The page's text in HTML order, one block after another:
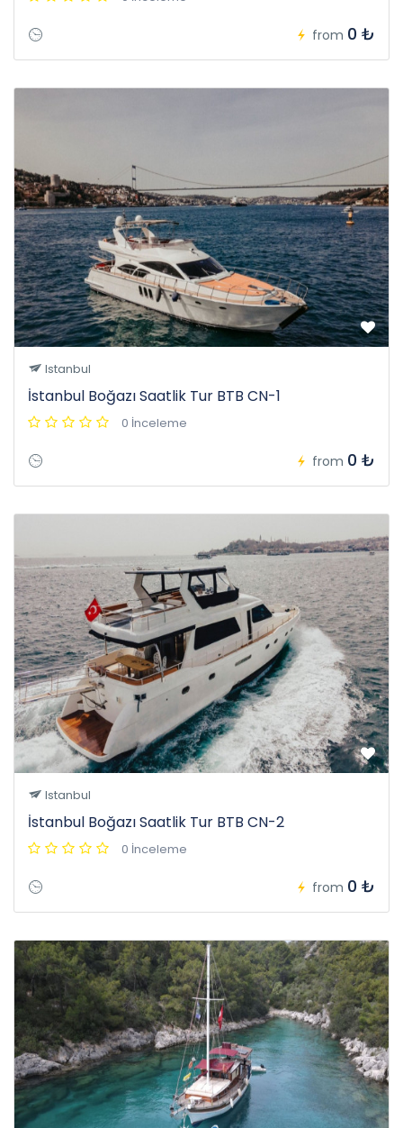
from 0 ₺
Istanbul
İstanbul Boğazı Saatlik Tur BTB CN-1
0 İnceleme
from 0 ₺
Istanbul
İstanbul Boğazı Saatlik Tur BTB CN-2
0 İnceleme
from 0 ₺